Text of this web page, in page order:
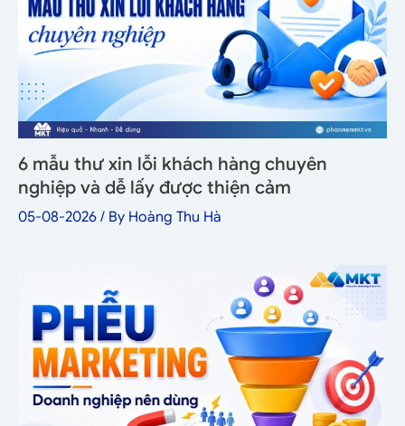
6 mẫu thư xin lỗi khách hàng chuyên
nghiệp và dễ lấy được thiện cảm
05-08-2026 / By Hoàng Thu Hà